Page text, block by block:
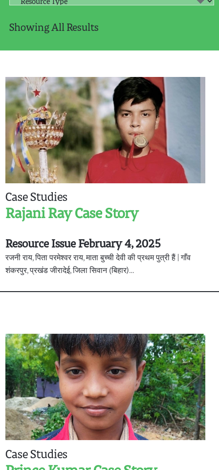
Showing All Results
Case Studies
Rajani Ray Case Story
Resource Issue February 4, 2025
रजनी राय, पिता परमेश्वर राय, माता बुच्ची देवी की प्रथम पुत्री हैं | गाँव
शंकरपुर, प्रखंड जीरादेई, जिला सिवान (बिहार)…
Case Studies